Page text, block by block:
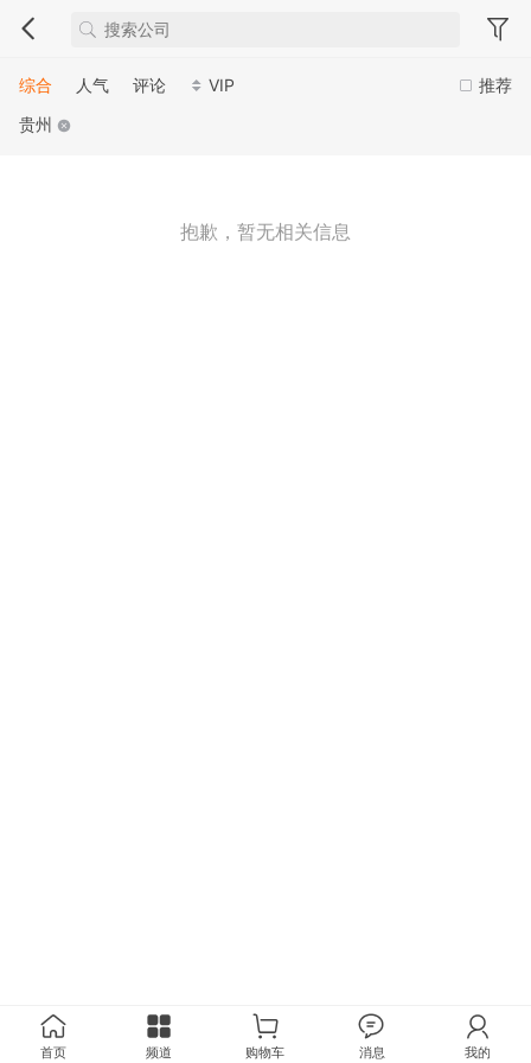
推荐
综合 人气 评论
VIP
贵州
抱歉，暂无相关信息
首页 频道 购物车 消息 我的